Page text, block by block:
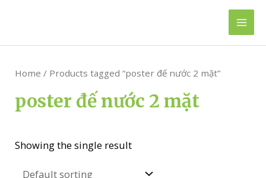
Main
Home / Products tagged “poster đế nước 2 mặt”
poster đế nước 2 mặt
Showing the single result